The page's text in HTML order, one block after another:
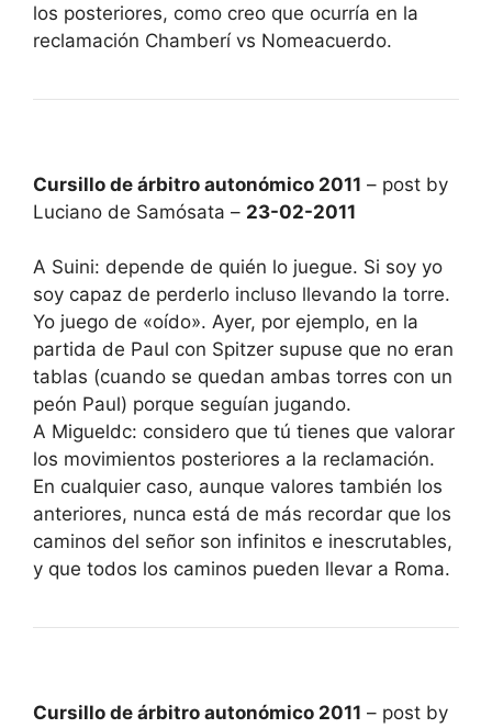
los posteriores, como creo que ocurría en la
reclamación Chamberí vs Nomeacuerdo.
Cursillo de árbitro autonómico 2011 – post by
Luciano de Samósata – 23-02-2011
A Suini: depende de quién lo juegue. Si soy yo
soy capaz de perderlo incluso llevando la torre.
Yo juego de «oído». Ayer, por ejemplo, en la
partida de Paul con Spitzer supuse que no eran
tablas (cuando se quedan ambas torres con un
peón Paul) porque seguían jugando.
A Migueldc: considero que tú tienes que valorar
los movimientos posteriores a la reclamación.
En cualquier caso, aunque valores también los
anteriores, nunca está de más recordar que los
caminos del señor son infinitos e inescrutables,
y que todos los caminos pueden llevar a Roma.
Cursillo de árbitro autonómico 2011 – post by